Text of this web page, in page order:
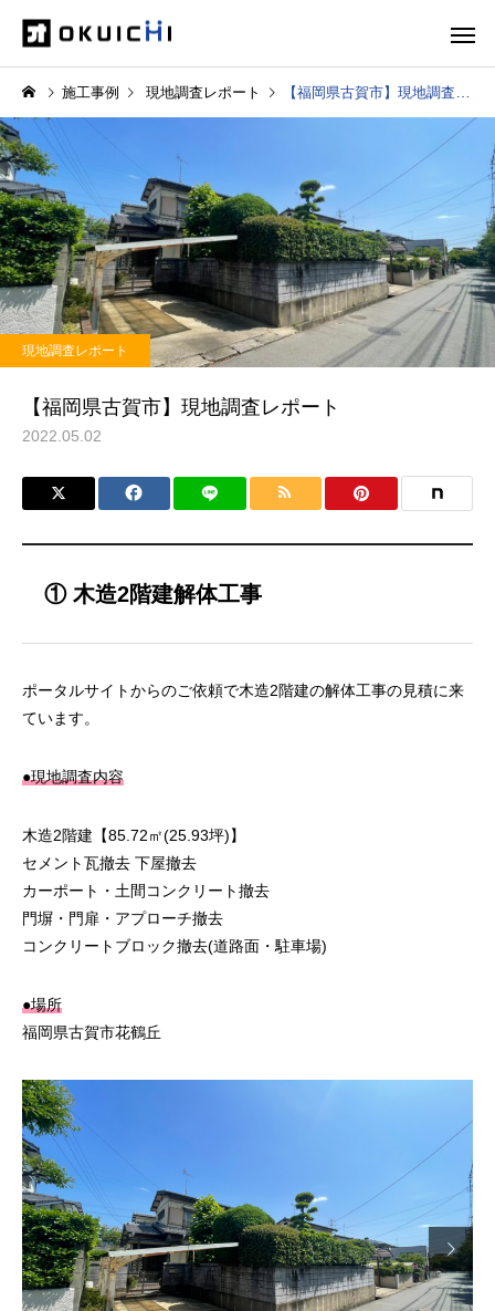
施工事例 現地調査レポート 【福岡県古賀市】現地調査レポート
現地調査レポート
【福岡県古賀市】現地調査レポート
2022.05.02
① 木造2階建解体工事
ポータルサイトからのご依頼で木造2階建の解体工事の見積に来
ています。
●現地調査内容
木造2階建【85.72㎡(25.93坪)】
セメント瓦撤去 下屋撤去
カーポート・土間コンクリート撤去
門塀・門扉・アプローチ撤去
コンクリートブロック撤去(道路面・駐車場)
●場所
福岡県古賀市花鶴丘
